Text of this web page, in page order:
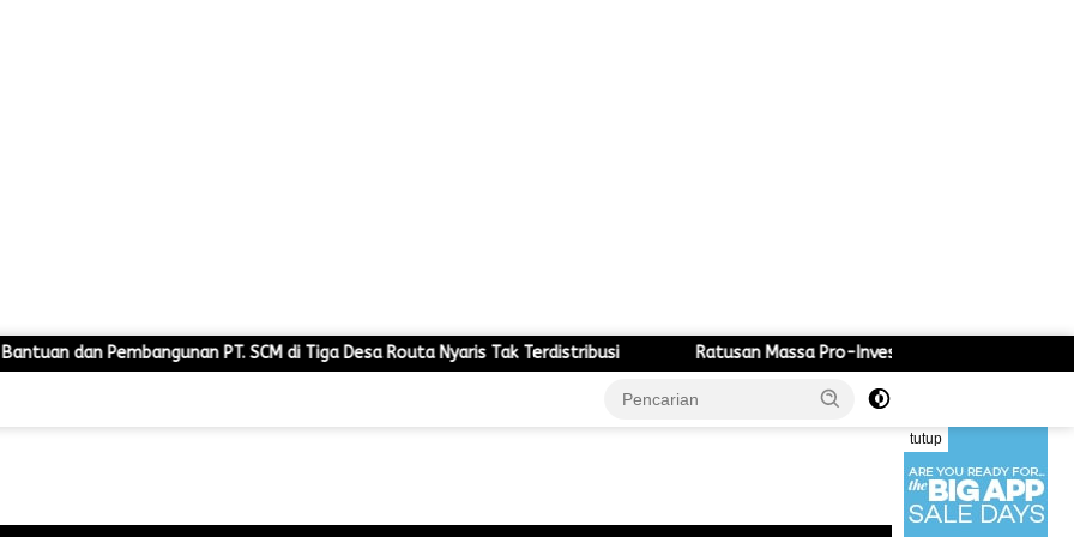
PT. SCM di Tiga Desa Routa Nyaris Tak Terdistribusi Ratusan Massa Pro-Investasi Kepung Gedung DPRD dan Kantor
tutup